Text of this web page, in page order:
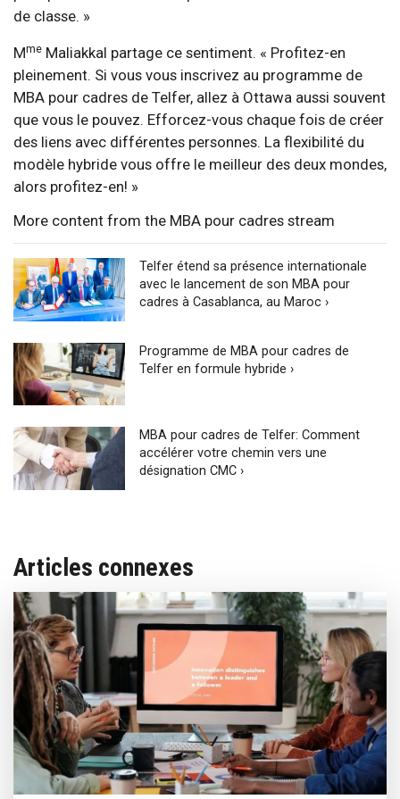
de classe. »
Mme Maliakkal partage ce sentiment. « Profitez-en
pleinement. Si vous vous inscrivez au programme de
MBA pour cadres de Telfer, allez à Ottawa aussi souvent
que vous le pouvez. Efforcez-vous chaque fois de créer
des liens avec différentes personnes. La flexibilité du
modèle hybride vous offre le meilleur des deux mondes,
alors profitez-en! »
More content from the MBA pour cadres stream
Telfer étend sa présence internationale
avec le lancement de son MBA pour
cadres à Casablanca, au Maroc ›
Programme de MBA pour cadres de
Telfer en formule hybride ›
MBA pour cadres de Telfer: Comment
accélérer votre chemin vers une
désignation CMC ›
Articles connexes